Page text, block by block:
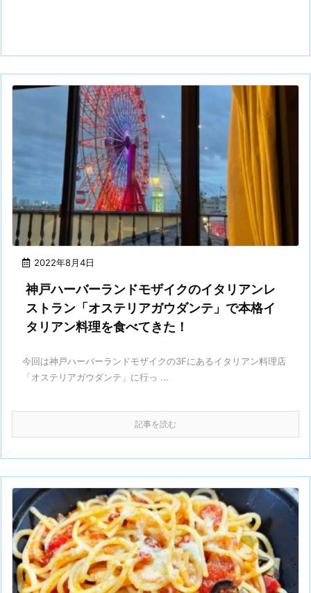
2022年8月4日
神戸ハーバーランドモザイクのイタリアンレ
ストラン「オステリアガウダンテ」で本格イ
タリアン料理を食べてきた！
今回は神戸ハーバーランドモザイクの3Fにあるイタリアン料理店
「オステリアガウダンテ」に行っ ...
記事を読む